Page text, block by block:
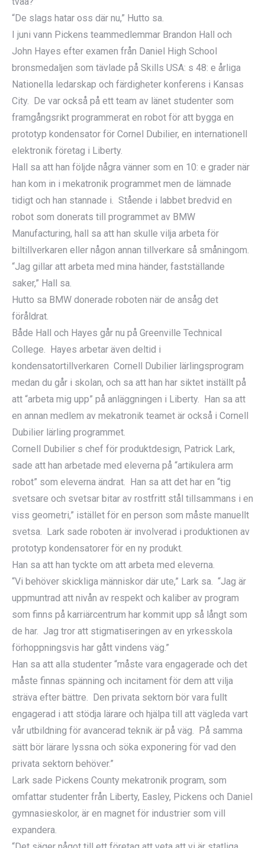
“De slags hatar oss där nu,” Hutto sa.
I juni vann Pickens teammedlemmar Brandon Hall och
John Hayes efter examen från Daniel High School
bronsmedaljen som tävlade på Skills USA: s 48: e årliga
Nationella ledarskap och färdigheter konferens i Kansas
City. De var också på ett team av länet studenter som
framgångsrikt programmerat en robot för att bygga en
prototyp kondensator för Cornel Dubilier, en internationell
elektronik företag i Liberty.
Hall sa att han följde några vänner som en 10: e grader när
han kom in i mekatronik programmet men de lämnade
tidigt och han stannade i. Stående i labbet bredvid en
robot som donerats till programmet av BMW
Manufacturing, hall sa att han skulle vilja arbeta för
biltillverkaren eller någon annan tillverkare så småningom.
“Jag gillar att arbeta med mina händer, fastställande
saker,” Hall sa.
Hutto sa BMW donerade roboten när de ansåg det
föråldrat.
Både Hall och Hayes går nu på Greenville Technical
College. Hayes arbetar även deltid i
kondensatortillverkaren Cornell Dubilier lärlingsprogram
medan du går i skolan, och sa att han har siktet inställt på
att “arbeta mig upp” på anläggningen i Liberty. Han sa att
en annan medlem av mekatronik teamet är också i Cornell
Dubilier lärling programmet.
Cornell Dubilier s chef för produktdesign, Patrick Lark,
sade att han arbetade med eleverna på “artikulera arm
robot” som eleverna ändrat. Han sa att det har en “tig
svetsare och svetsar bitar av rostfritt stål tillsammans i en
viss geometri,” istället för en person som måste manuellt
svetsa. Lark sade roboten är involverad i produktionen av
prototyp kondensatorer för en ny produkt.
Han sa att han tyckte om att arbeta med eleverna.
“Vi behöver skickliga människor där ute,” Lark sa. “Jag är
uppmuntrad att nivån av respekt och kaliber av program
som finns på karriärcentrum har kommit upp så långt som
de har. Jag tror att stigmatiseringen av en yrkesskola
förhoppningsvis har gått vindens väg.”
Han sa att alla studenter “måste vara engagerade och det
måste finnas spänning och incitament för dem att vilja
sträva efter bättre. Den privata sektorn bör vara fullt
engagerad i att stödja lärare och hjälpa till att vägleda vart
vår utbildning för avancerad teknik är på väg. På samma
sätt bör lärare lyssna och söka exponering för vad den
privata sektorn behöver.”
Lark sade Pickens County mekatronik program, som
omfattar studenter från Liberty, Easley, Pickens och Daniel
gymnasieskolor, är en magnet för industrier som vill
expandera.